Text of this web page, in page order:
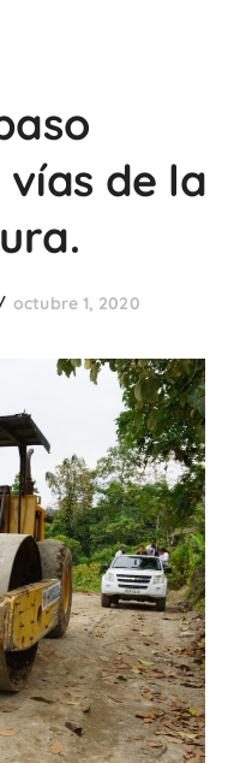
de la
octubre 1, 2020